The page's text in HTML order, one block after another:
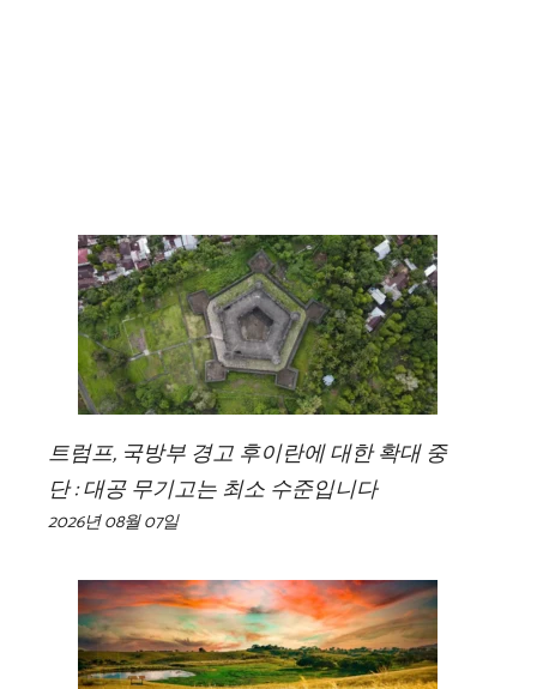
트럼프, 국방부 경고 후이란에 대한 확대 중
단 : 대공 무기고는 최소 수준입니다
2026년 08월 07일